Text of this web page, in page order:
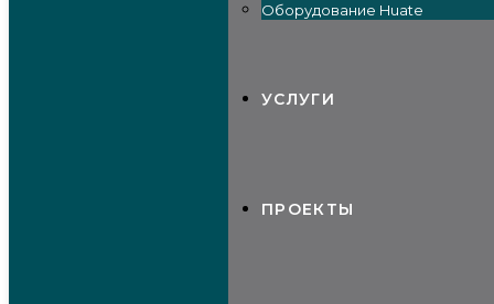
Оборудование Huate
УСЛУГИ
ПРОЕКТЫ